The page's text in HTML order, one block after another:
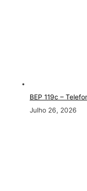
BEP 119c –
Julho 26, 2026